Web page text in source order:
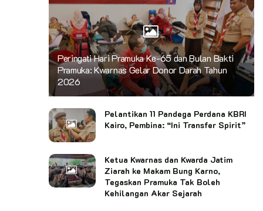
Peringati Hari Pramuka Ke-65 dan Bulan Bakti
Pramuka: Kwarnas Gelar Donor Darah Tahun
2026
Pelantikan 11 Pandega Perdana KBRI
Kairo, Pembina: “Ini Transfer Spirit”
Ketua Kwarnas dan Kwarda Jatim
Ziarah ke Makam Bung Karno,
Tegaskan Pramuka Tak Boleh
Kehilangan Akar Sejarah